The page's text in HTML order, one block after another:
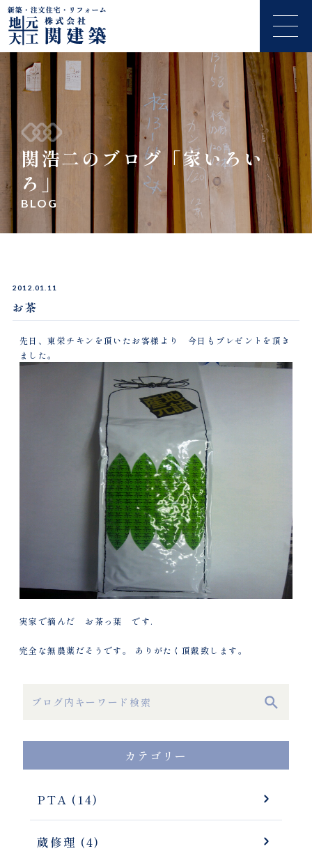
関浩二のブログ「家いろい
ろ」
BLOG
2012.01.11
お茶
先日、東栄チキンを頂いたお客様より 今日もプレゼントを頂き
ました。
実家で摘んだ お茶っ葉 です.
完全な無農薬だそうです。 ありがたく頂戴致します。
カテゴリー
PTA (14)
蔵修理 (4)